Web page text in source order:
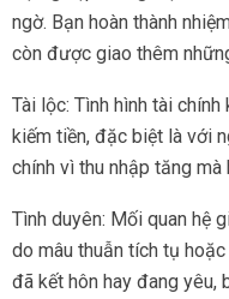
ngờ. Bạn hoàn thành
còn được giao thêm
Tài lộc: Tình hình tài
kiếm tiền, đặc biệt là với
chính vì thu nhập tăng
Tình duyên: Mối quan hệ
do mâu thuẫn tích tụ
đã kết hôn hay đang yêu,